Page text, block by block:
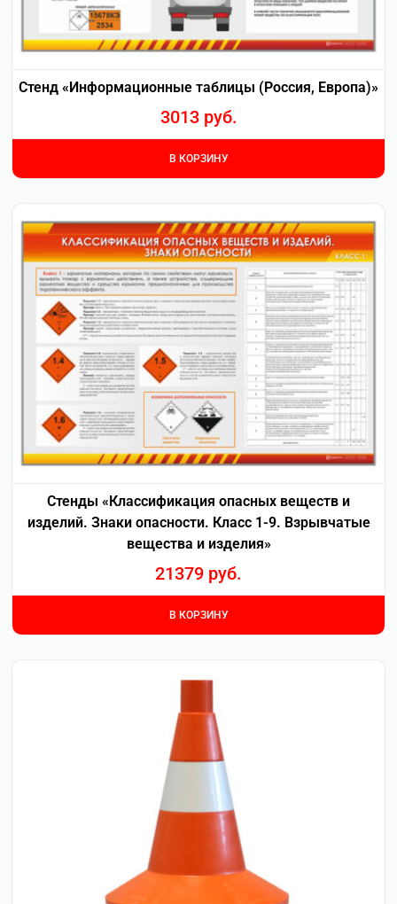
Стенд «Информационные таблицы (Россия, Европа)»
3013 руб.
В КОРЗИНУ
Стенды «Классификация опасных веществ и
изделий. Знаки опасности. Класс 1-9. Взрывчатые
вещества и изделия»
21379 руб.
В КОРЗИНУ